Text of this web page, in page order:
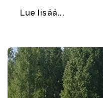
Lue lisää...